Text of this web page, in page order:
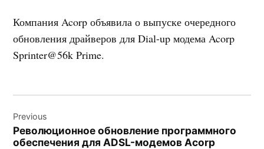
Компания Acorp объявила о выпуске очередного
обновления драйверов для Dial-up модема Acorp
Sprinter@56k Prime.
по
записям
Previous
Революционное обновление программного
обеспечения для ADSL-модемов Acorp